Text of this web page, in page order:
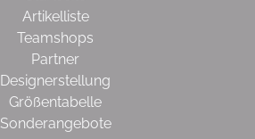
Artikelliste
Teamshops
Partner
Designerstellung
Größentabelle
Sonderangebote